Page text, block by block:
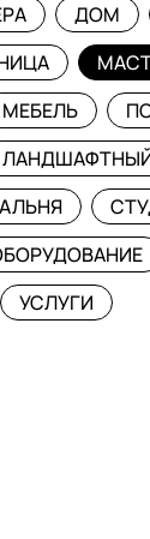
ДОМ
МЕБЕЛЬ
УСЛУГИ